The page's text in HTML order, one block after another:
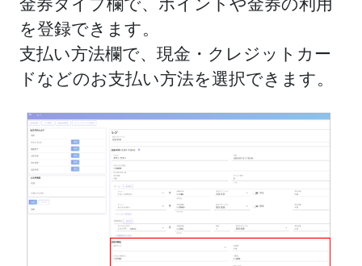
を登録できます。
支払い方法欄で、現金・クレジットカー
ドなどのお支払い方法を選択できます。